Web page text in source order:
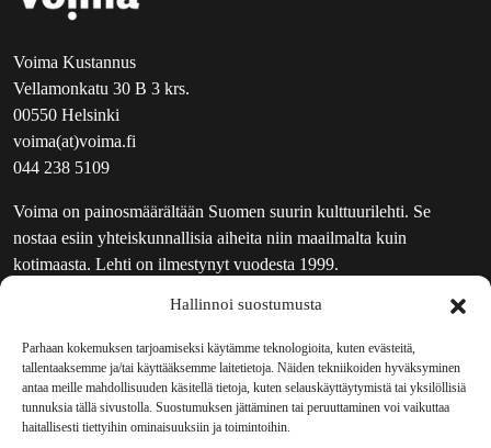
Hallinnoi suostumusta
Parhaan kokemuksen tarjoamiseksi käytämme teknologioita, kuten evästeitä,
tallentaaksemme ja/tai käyttääksemme laitetietoja. Näiden tekniikoiden hyväksyminen
antaa meille mahdollisuuden käsitellä tietoja, kuten selauskäyttäytymistä tai yksilöllisiä
tunnuksia tällä sivustolla. Suostumuksen jättäminen tai peruuttaminen voi vaikuttaa
haitallisesti tiettyihin ominaisuuksiin ja toimintoihin.
Voima Kustannus
Vellamonkatu 30 B 3 krs.
00550 Helsinki
voima(at)voima.fi
044 238 5109
Voima on painosmäärältään Suomen suurin kulttuurilehti. Se
nostaa esiin yhteiskunnallisia aiheita niin maailmalta kuin
kotimaasta. Lehti on ilmestynyt vuodesta 1999.
UUTISKIRJE
MAINOSTAJILLE
VASTAMAINOKSET
JAKELUPAIKAT